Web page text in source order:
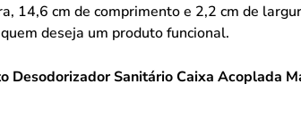
14,6 cm de comprimento e 2,2 cm de
deseja um produto funcional.
Desodorizador Sanitário Caixa Acoplada